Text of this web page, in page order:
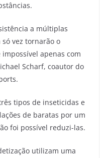
a múltiplas
vez tornarão o
apenas com
Scharf, coautor do
tipos de inseticidas e
de baratas por um
foi possível reduzi-las.
utilizam uma